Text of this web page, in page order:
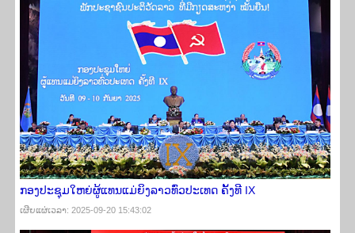
ກອງປະຊຸມໃຫຍ່ຜູ້ແທນແມ່ຍິງລາວທົ່ວປະເທດ ຄັ້ງທີ IX
ເຜີຍ​ແຜ່​ເວ​ລາ: 2025-09-20 15:43:02